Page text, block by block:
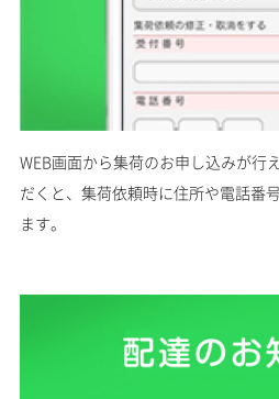
WEB画面から集荷のお申し込みが行
だくと、集荷依頼時に住所や電話番
ます。